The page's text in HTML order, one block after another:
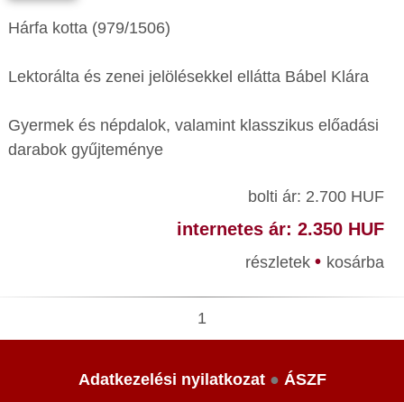
Hárfa kotta (979/1506)
Lektorálta és zenei jelölésekkel ellátta Bábel Klára
Gyermek és népdalok, valamint klasszikus előadási
darabok gyűjteménye
bolti ár: 2.700 HUF
internetes ár: 2.350 HUF
részletek • kosárba
1
Adatkezelési nyilatkozat● ÁSZF